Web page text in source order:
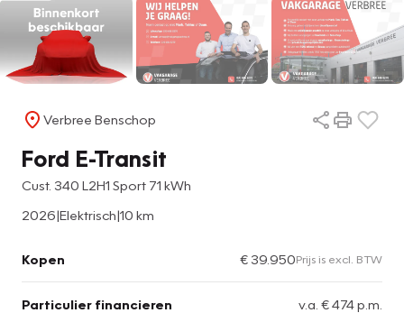
Verbree Benschop
Ford E-Transit
Cust. 340 L2H1 Sport 71 kWh
2026|Elektrisch|10 km
Kopen € 39.950Prijs is excl. BTW
Particulier financieren v.a. € 474 p.m.